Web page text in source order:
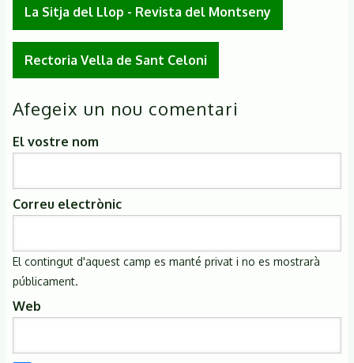
La Sitja del Llop - Revista del Montseny
Rectoria Vella de Sant Celoni
Afegeix un nou comentari
El vostre nom
Correu electrònic
El contingut d'aquest camp es manté privat i no es mostrarà
públicament.
Web